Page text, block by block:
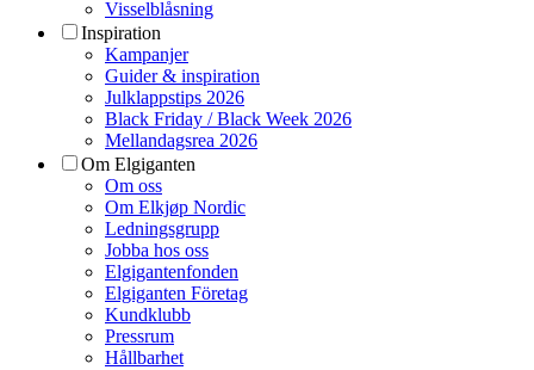
Visselblåsning
Inspiration
Kampanjer
Guider & inspiration
Julklappstips 2026
Black Friday / Black Week 2026
Mellandagsrea 2026
Om Elgiganten
Om oss
Om Elkjøp Nordic
Ledningsgrupp
Jobba hos oss
Elgigantenfonden
Elgiganten Företag
Kundklubb
Pressrum
Hållbarhet